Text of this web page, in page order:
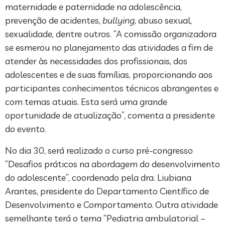
maternidade e paternidade na adolescência,
prevenção de acidentes, bullying, abuso sexual,
sexualidade, dentre outros. “A comissão organizadora
se esmerou no planejamento das atividades a fim de
atender às necessidades dos profissionais, dos
adolescentes e de suas famílias, proporcionando aos
participantes conhecimentos técnicos abrangentes e
com temas atuais. Esta será uma grande
oportunidade de atualização”, comenta a presidente
do evento.
No dia 30, será realizado o curso pré-congresso
“Desafios práticos na abordagem do desenvolvimento
do adolescente”, coordenado pela dra. Liubiana
Arantes, presidente do Departamento Científico de
Desenvolvimento e Comportamento. Outra atividade
semelhante terá o tema “Pediatria ambulatorial –